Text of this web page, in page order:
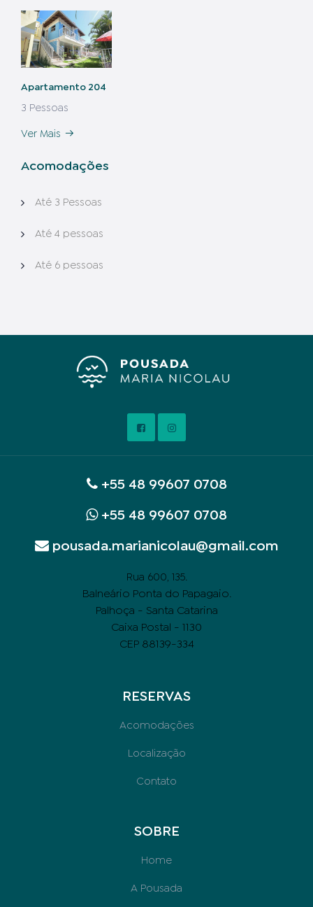
Apartamento 204
3 Pessoas
Ver Mais
Acomodações
Até 3 Pessoas
Até 4 pessoas
Até 6 pessoas
+55 48 99607 0708
+55 48 99607 0708
pousada.marianicolau@gmail.com
Rua 600, 135.
Balneário Ponta do Papagaio.
Palhoça - Santa Catarina
Caixa Postal - 1130
CEP 88139-334
RESERVAS
Acomodações
Localização
Contato
SOBRE
Home
A Pousada